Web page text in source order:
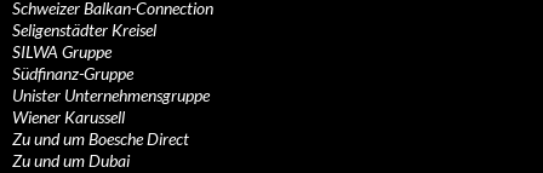
Schweizer Balkan-Connection
Seligenstädter Kreisel
SILWA Gruppe
Südfinanz-Gruppe
Unister Unternehmensgruppe
Wiener Karussell
Zu und um Boesche Direct
Zu und um Dubai